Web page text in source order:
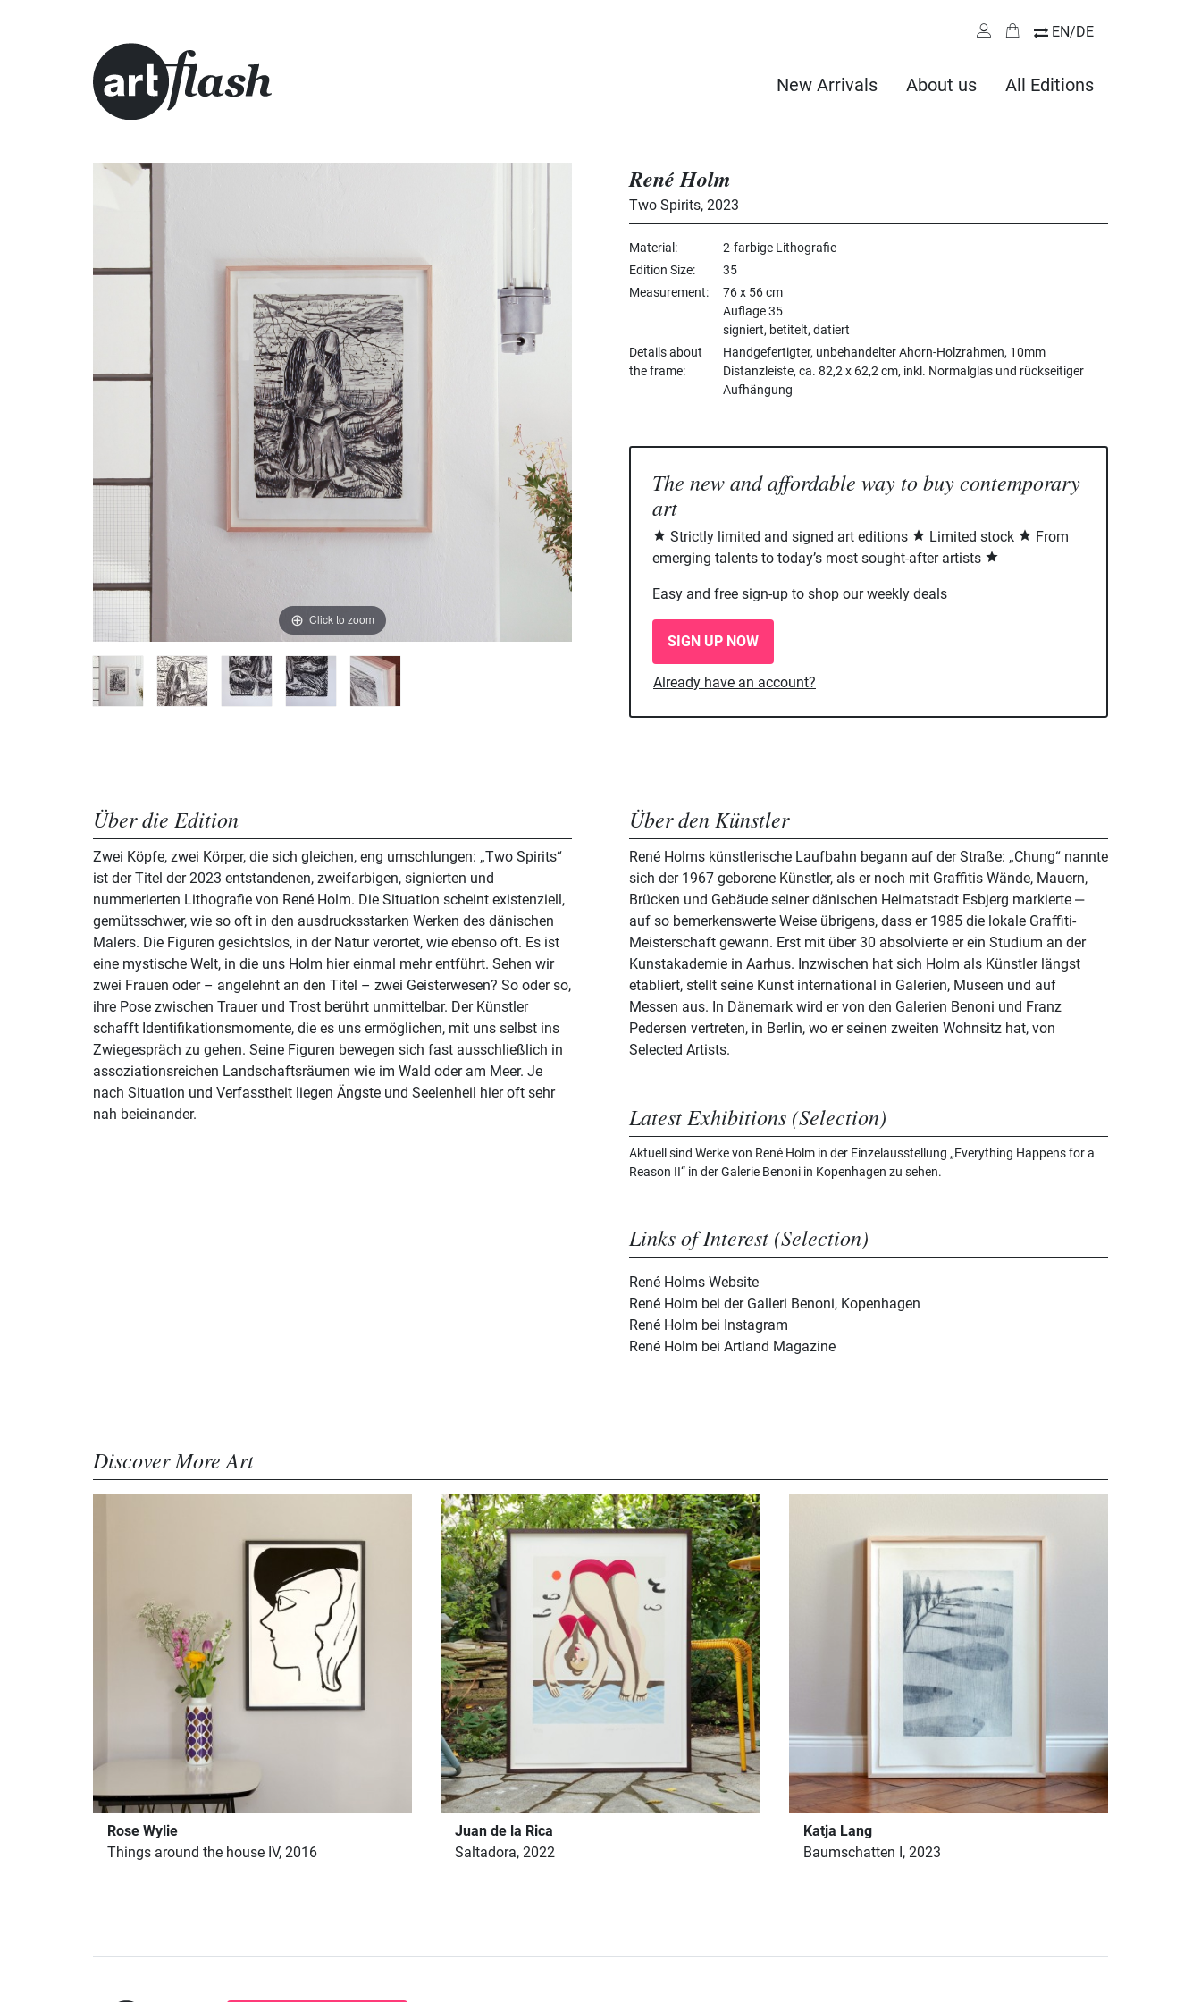
EN/DE
New Arrivals About us All Editions
Click to zoom
René Holm
Two Spirits, 2023
Material
2-farbige Lithografie
Edition Size
35
Measurement
76 x 56 cm
Auflage 35
signiert, betitelt, datiert
Details about
the frame
Handgefertigter, unbehandelter Ahorn-Holzrahmen, 10mm
Distanzleiste, ca. 82,2 x 62,2 cm, inkl. Normalglas und rückseitiger
Aufhängung
The new and affordable way to buy contemporary
art
Strictly limited and signed art editions Limited stock
From
emerging talents to today’s most sought-after artists
Easy and free sign-up to shop our weekly deals
SIGN UP NOW
Already have an account?
Über die Edition
Zwei Köpfe, zwei Körper, die sich gleichen, eng umschlungen: „Two Spirits“
ist der Titel der 2023 entstandenen, zweifarbigen, signierten und
nummerierten Lithografie von René Holm. Die Situation scheint existenziell,
gemütsschwer, wie so oft in den ausdrucksstarken Werken des dänischen
Malers. Die Figuren gesichtslos, in der Natur verortet, wie ebenso oft. Es ist
eine mystische Welt, in die uns Holm hier einmal mehr entführt. Sehen wir
zwei Frauen oder – angelehnt an den Titel – zwei Geisterwesen? So oder so,
ihre Pose zwischen Trauer und Trost berührt unmittelbar. Der Künstler
schafft Identifikationsmomente, die es uns ermöglichen, mit uns selbst ins
Zwiegespräch zu gehen. Seine Figuren bewegen sich fast ausschließlich in
assoziationsreichen Landschaftsräumen wie im Wald oder am Meer. Je
nach Situation und Verfasstheit liegen Ängste und Seelenheil hier oft sehr
nah beieinander.
Über den Künstler
René Holms künstlerische Laufbahn begann auf der Straße: „Chung“ nannte
sich der 1967 geborene Künstler, als er noch mit Graffitis Wände, Mauern,
Brücken und Gebäude seiner dänischen Heimatstadt Esbjerg markierte ‒
auf so bemerkenswerte Weise übrigens, dass er 1985 die lokale Graffiti-
Meisterschaft gewann. Erst mit über 30 absolvierte er ein Studium an der
Kunstakademie in Aarhus. Inzwischen hat sich Holm als Künstler längst
etabliert, stellt seine Kunst international in Galerien, Museen und auf
Messen aus. In Dänemark wird er von den Galerien Benoni und Franz
Pedersen vertreten, in Berlin, wo er seinen zweiten Wohnsitz hat, von
Selected Artists.
Latest Exhibitions (Selection)
Aktuell sind Werke von René Holm in der Einzelausstellung „Everything Happens for a
Reason II“ in der Galerie Benoni in Kopenhagen zu sehen.
Links of Interest (Selection)
René Holms Website
René Holm bei der Galleri Benoni, Kopenhagen
René Holm bei Instagram
René Holm bei Artland Magazine
Discover More Art
Rose Wylie
Things around the house IV, 2016
Juan de la Rica
Saltadora, 2022
Katja Lang
Baumschatten I, 2023